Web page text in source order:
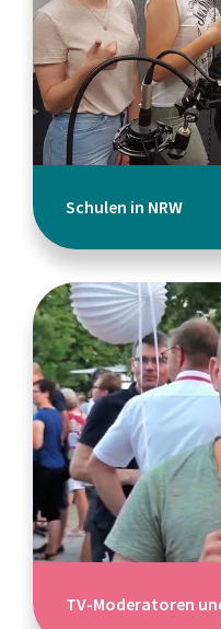
Schulen in NRW
TV-Moderatoren